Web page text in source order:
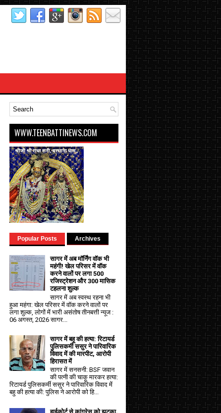
WWW.TEENBATTINEWS.COM
Popular Posts Archives
सागर में अब मॉर्निंग वॉक भी
महंगी! खेल परिसर में वॉक
करने वालों पर लगा ₹500
रजिस्ट्रेशन और ₹300 मासिक
टहलना शुल्क
सागर में अब स्वस्थ रहना भी
हुआ महंगा: खेल परिसर में वॉक करने वालों पर
लगा शुल्क, लोगों में भारी असंतोष तीनबत्ती न्यूज :
06 अगस्त, 2026 सागर...
सागर में बहू की हत्या: रिटायर्ड
पुलिसकर्मी ससुर ने पारिवारिक
विवाद में की मारपीट, आरोपी
हिरासत में
सागर में सनसनी: BSF जवान
की पत्नी की चाकू मारकर हत्या:
रिटायर्ड पुलिसकर्मी ससुर ने पारिवारिक विवाद में
बहु की हत्या की: पुलिस ने आरोपी को हि...